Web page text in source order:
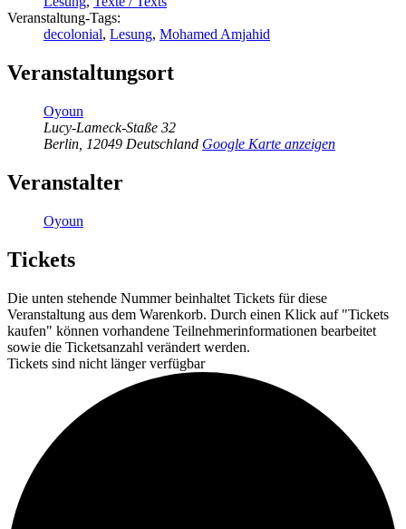
Veranstaltung-Tags:
decolonial, Lesung, Mohamed Amjahid
Veranstaltungsort
Oyoun
Lucy-Lameck-Staße 32
Berlin 12049 Deutschland Google Karte anzeigen
Veranstalter
Oyoun
Tickets
Die unten stehende Nummer beinhaltet Tickets für diese
Veranstaltung aus dem Warenkorb. Durch einen Klick auf "Tickets
kaufen" können vorhandene Teilnehmerinformationen bearbeitet
sowie die Ticketsanzahl verändert werden.
Tickets sind nicht länger verfügbar